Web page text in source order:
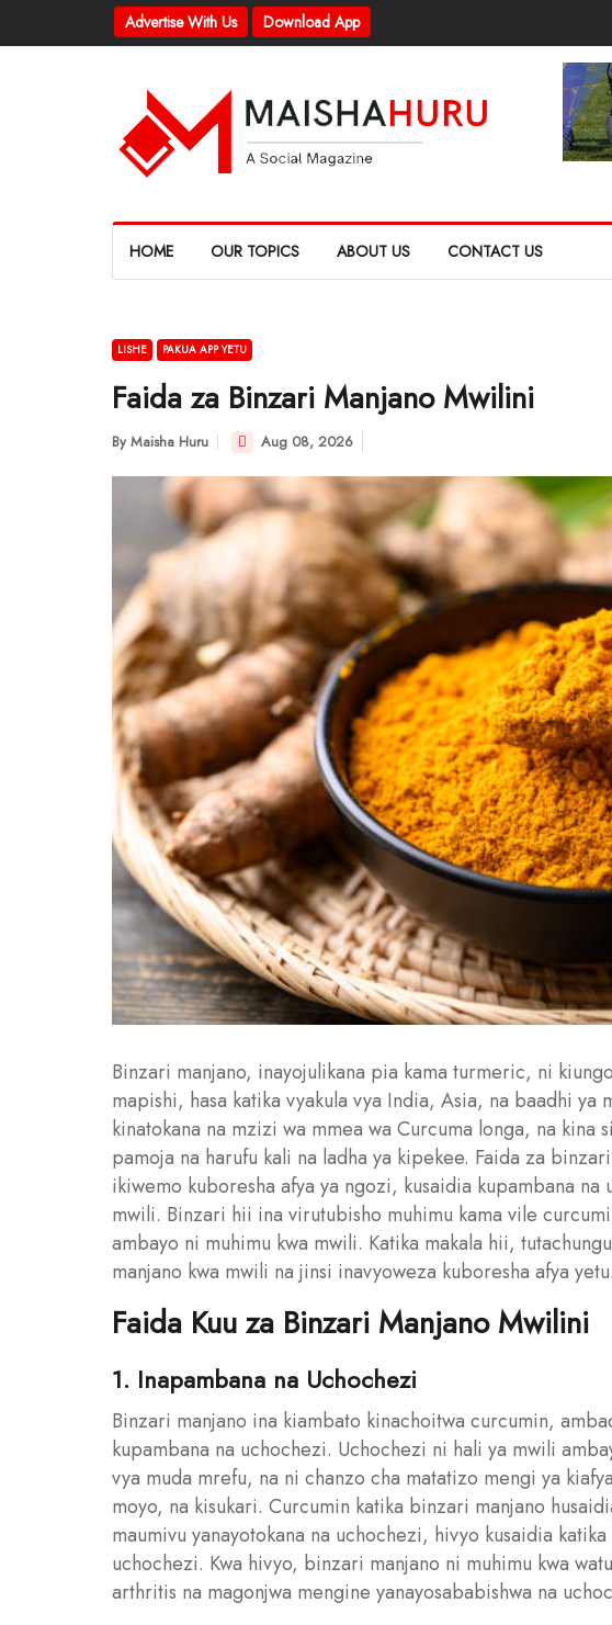
Advertise With Us Download App
HOME OUR TOPICS ABOUT US CONTACT US
LISHE PAKUA APP YETU
Faida za Binzari Manjano Mwilini
By Maisha Huru Aug 08, 2026
Binzari manjano, inayojulikana pia kama turmeric, ni
mapishi, hasa katika vyakula vya India, Asia, na baadhi ya
kinatokana na mzizi wa mmea wa Curcuma longa, na kina
pamoja na harufu kali na ladha ya kipekee. Faida za
ikiwemo kuboresha afya ya ngozi, kusaidia kupambana na
mwili. Binzari hii ina virutubisho muhimu kama vile
ambayo ni muhimu kwa mwili. Katika makala hii,
manjano kwa mwili na jinsi inavyoweza kuboresha afya yetu.
Faida Kuu za Binzari Manjano Mwilini
1. Inapambana na Uchochezi
Binzari manjano ina kiambato kinachoitwa curcumin,
kupambana na uchochezi. Uchochezi ni hali ya mwili
vya muda mrefu, na ni chanzo cha matatizo mengi ya
moyo, na kisukari. Curcumin katika binzari manjano
maumivu yanayotokana na uchochezi, hivyo kusaidia
uchochezi. Kwa hivyo, binzari manjano ni muhimu kwa
arthritis na magonjwa mengine yanayosababishwa na